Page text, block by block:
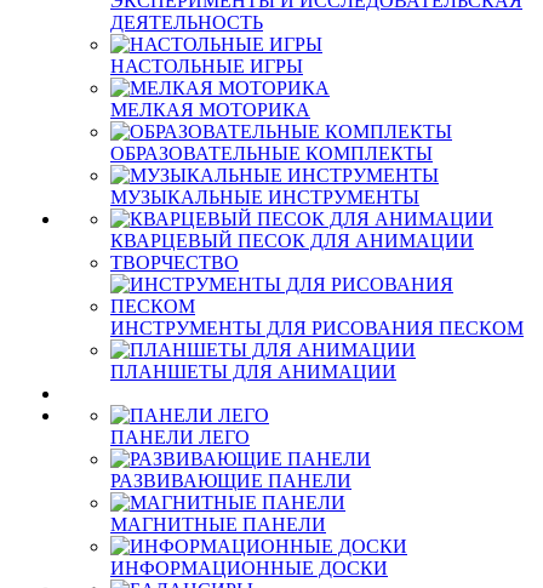
ДЕЯТЕЛЬНОСТЬ
НАСТОЛЬНЫЕ ИГРЫ
МЕЛКАЯ МОТОРИКА
ОБРАЗОВАТЕЛЬНЫЕ КОМПЛЕКТЫ
МУЗЫКАЛЬНЫЕ ИНСТРУМЕНТЫ
КВАРЦЕВЫЙ ПЕСОК ДЛЯ АНИМАЦИИ
ТВОРЧЕСТВО
ИНСТРУМЕНТЫ ДЛЯ РИСОВАНИЯ ПЕСКОМ
ПЛАНШЕТЫ ДЛЯ АНИМАЦИИ
ПАНЕЛИ ЛЕГО
РАЗВИВАЮЩИЕ ПАНЕЛИ
МАГНИТНЫЕ ПАНЕЛИ
ИНФОРМАЦИОННЫЕ ДОСКИ